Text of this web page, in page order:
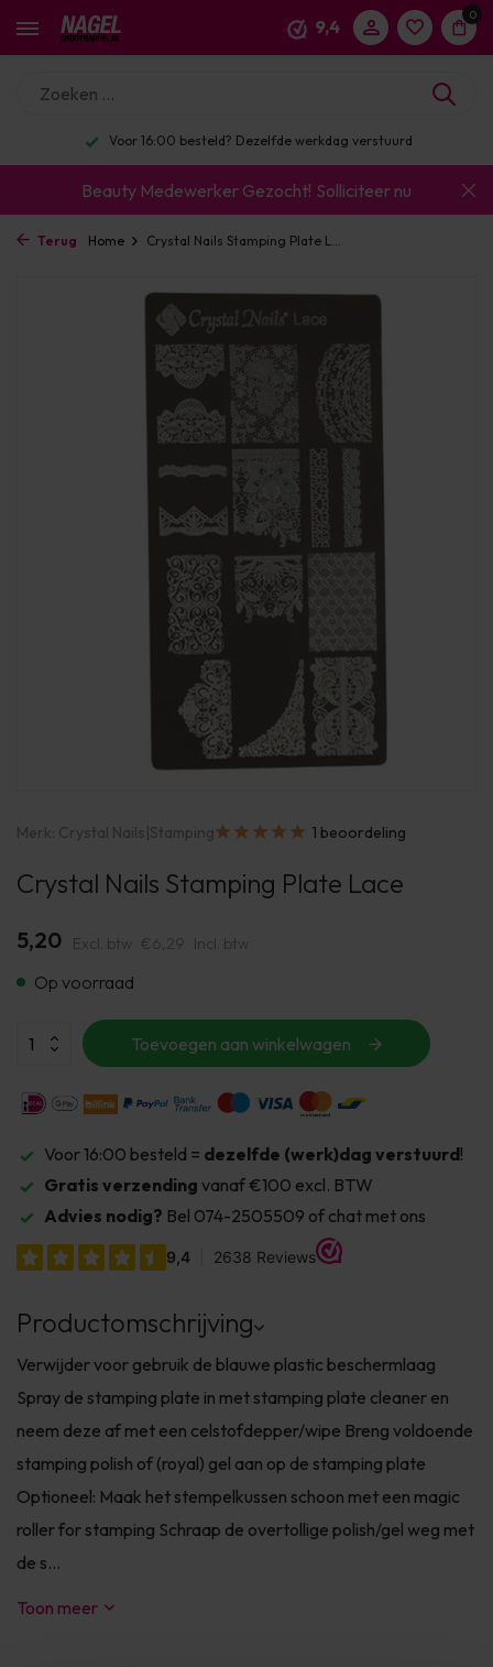
9,4
0
Dezelfde werkdag verstuurd Enorm
Beauty Medewerker Gezocht! Solliciteer nu
Terug Home Crystal Nails Stamping Plate L...
Merk: Crystal Nails|Stamping 1 beoordeling
Crystal Nails Stamping Plate Lace
5,20 Excl. btw €6,29 Incl. btw
Op voorraad
Toevoegen aan winkelwagen
Voor 16:00 besteld = dezelfde (werk)dag verstuurd!
Gratis verzending vanaf €100 excl. BTW
Advies nodig? Bel 074-2505509 of chat met ons
Productomschrijving
Verwijder voor gebruik de blauwe plastic beschermlaag
Spray de stamping plate in met stamping plate cleaner en
neem deze af met een celstofdepper/wipe Breng voldoende
stamping polish of (royal) gel aan op de stamping plate
Optioneel: Maak het stempelkussen schoon met een magic
roller for stamping Schraap de overtollige polish/gel weg met
de s...
Toon meer